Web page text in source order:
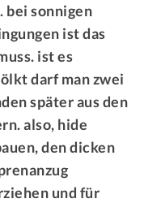
bei sonnigen
ist das
ist es
darf man zwei
später aus den
also, hide
den dicken
und für